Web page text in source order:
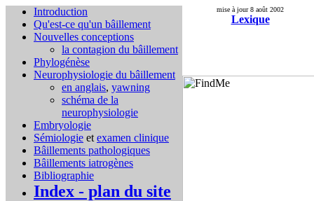
Introduction
Qu'est-ce qu'un bâillement
Nouvelles conceptions
la contagion du bâillement
Phylogénèse
Neurophysiologie du bâillement
en anglais, yawning
schéma de la
neurophysiologie
Embryologie
Sémiologie et examen clinique
Bâillements pathologiques
Bâillements iatrogènes
Bibliographie
Index - plan du site
mise à jour 8 août 2002
Lexique